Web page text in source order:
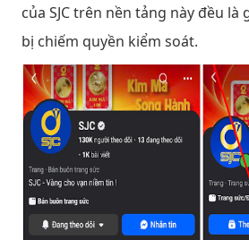
của SJC trên nền tảng này đều là
bị chiếm quyền kiểm soát.